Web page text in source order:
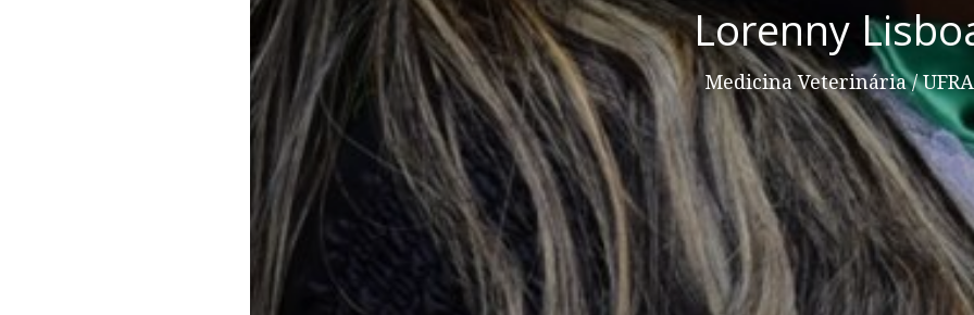
Lorenny
Medicina Veterinária / UFRA